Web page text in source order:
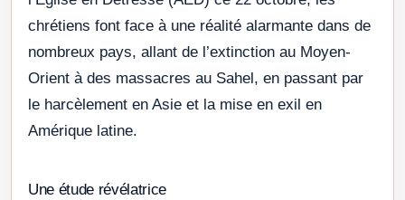
chrétiens font face à une réalité alarmante dans de
nombreux pays, allant de l’extinction au Moyen-
Orient à des massacres au Sahel, en passant par
le harcèlement en Asie et la mise en exil en
Amérique latine.
Une étude révélatrice